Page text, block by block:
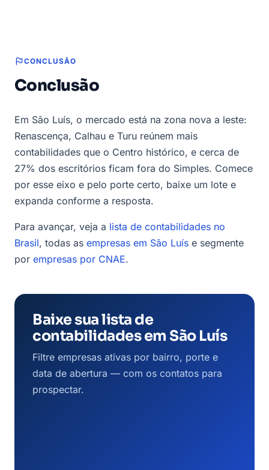
CONCLUSÃO
Conclusão
Em São Luís, o mercado está na zona nova a leste:
Renascença, Calhau e Turu reúnem mais
contabilidades que o Centro histórico, e cerca de
27% dos escritórios ficam fora do Simples. Comece
por esse eixo e pelo porte certo, baixe um lote e
expanda conforme a resposta.
Para avançar, veja a lista de contabilidades no
Brasil, todas as empresas em São Luís e segmente
por empresas por CNAE.
Baixe sua lista de
contabilidades em São Luís
Filtre empresas ativas por bairro, porte e
data de abertura — com os contatos para
prospectar.